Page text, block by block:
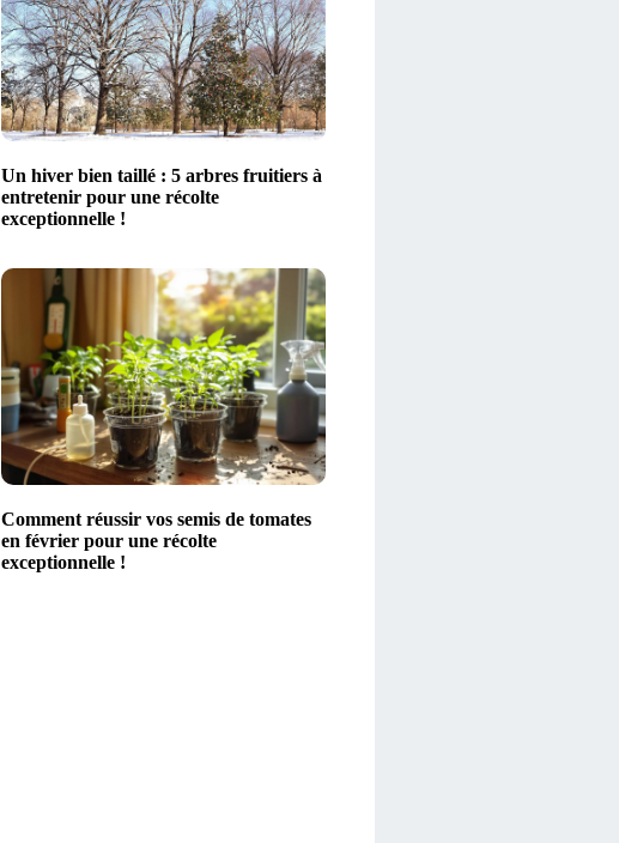
Un hiver bien taillé : 5 arbres fruitiers à
entretenir pour une récolte
exceptionnelle !
Comment réussir vos semis de tomates
en février pour une récolte
exceptionnelle !